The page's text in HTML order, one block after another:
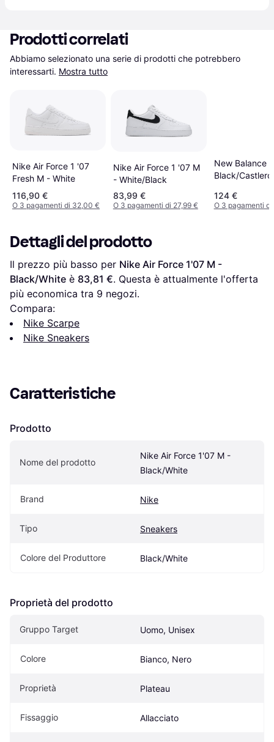
Prodotti correlati
Abbiamo selezionato una serie di prodotti che potrebbero
interessarti. Mostra tutto
Nike Air Force 1 '07
Fresh M - White
116,90 €
O 3 pagamenti di 32,00 €
Nike Air Force 1 '07 M
- White/Black
83,99 €
O 3 pagamenti di 27,99 €
New Balance
Black/
124 €
O 3 pagamenti
Dettagli del prodotto
Il prezzo più basso per Nike Air Force 1'07 M -
Black/White è 83,81 €. Questa è attualmente l'offerta
più economica tra 9 negozi.
Compara:
Nike Scarpe
Nike Sneakers
Caratteristiche
Prodotto
Nome del prodotto
Nike Air Force 1'07 M -
Black/White
Brand Nike
Tipo Sneakers
Colore del Produttore Black/White
Proprietà del prodotto
Gruppo Target Uomo, Unisex
Colore Bianco, Nero
Proprietà Plateau
Fissaggio Allacciato